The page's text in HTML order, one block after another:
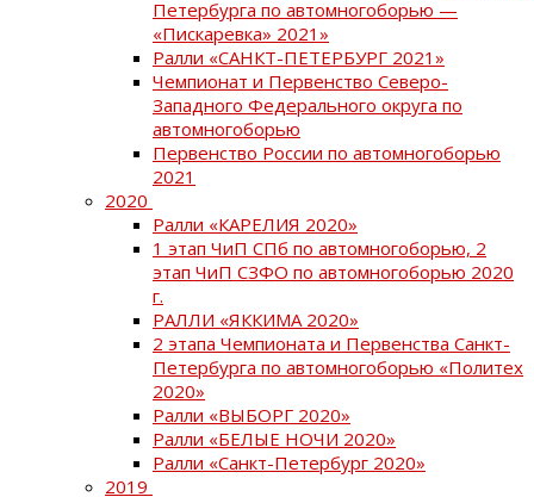
Петербурга по автомногоборью —
«Пискаревка» 2021»
Ралли «САНКТ-ПЕТЕРБУРГ 2021»
Чемпионат и Первенство Северо-
Западного Федерального округа по
автомногоборью
Первенство России по автомногоборью
2021
2020
Ралли «КАРЕЛИЯ 2020»
1 этап ЧиП СПб по автомногоборью, 2
этап ЧиП СЗФО по автомногоборью 2020
г.
РАЛЛИ «ЯККИМА 2020»
2 этапа Чемпионата и Первенства Санкт-
Петербурга по автомногоборью «Политех
2020»
Ралли «ВЫБОРГ 2020»
Ралли «БЕЛЫЕ НОЧИ 2020»
Ралли «Санкт-Петербург 2020»
2019